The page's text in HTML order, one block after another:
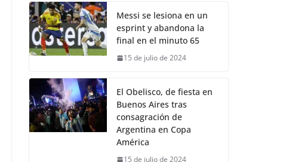
Messi se lesiona en un
esprint y abandona la
final en el minuto 65
15 de julio de 2024
El Obelisco, de fiesta en
Buenos Aires tras
consagración de
Argentina en Copa
América
15 de julio de 2024